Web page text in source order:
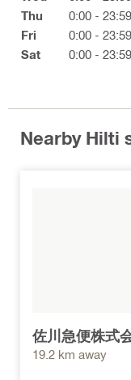
Thu
0:00 - 23:59
Fri
0:00 - 23:59
Sat
0:00 - 23:59
Nearby Hilti
佐川急便株式
19.2 km away